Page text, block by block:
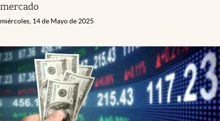
mercado
miércoles, 14 de Mayo de 2025